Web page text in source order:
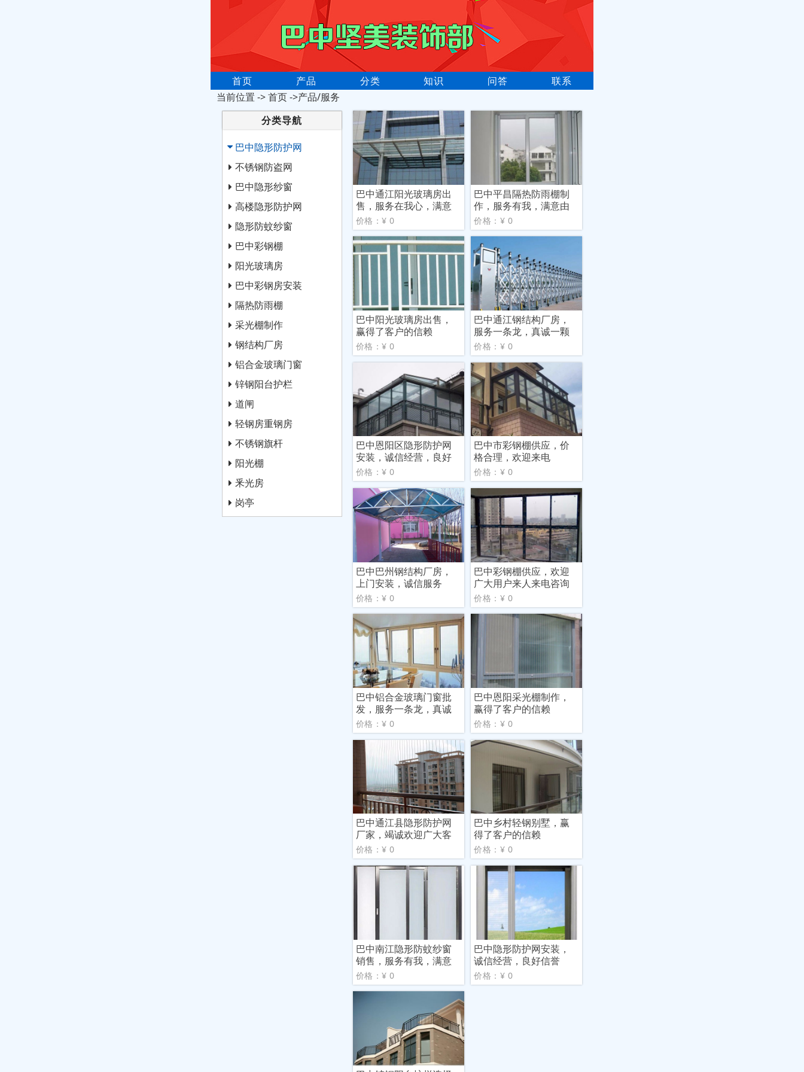
首页 产品 分类 知识 问答
联系
当前位置 ->首页->产品/服务
分类导航
巴中隐形防护网
不锈钢防盗网
巴中隐形纱窗
高楼隐形防护网
隐形防蚊纱窗
巴中彩钢棚
阳光玻璃房
巴中彩钢房安装
隔热防雨棚
采光棚制作
钢结构厂房
铝合金玻璃门窗
锌钢阳台护栏
道闸
轻钢房重钢房
不锈钢旗杆
阳光棚
釆光房
岗亭
巴中通江阳光玻璃房出
售，服务在我心，满意
由您
价格：¥ 0
巴中平昌隔热防雨棚制
作，服务有我，满意由
您
价格：¥ 0
巴中阳光玻璃房出售，
赢得了客户的信赖
价格：¥ 0
巴中通江钢结构厂房，
服务一条龙，真诚一颗
心
价格：¥ 0
巴中恩阳区隐形防护网
安装，诚信经营，良好
信誉
价格：¥ 0
巴中市彩钢棚供应，价
格合理，欢迎来电
价格：¥ 0
巴中巴州钢结构厂房，
上门安装，诚信服务
价格：¥ 0
巴中彩钢棚供应，欢迎
广大用户来人来电咨询
价格：¥ 0
巴中铝合金玻璃门窗批
发，服务一条龙，真诚
一颗
价格：¥ 0
巴中恩阳采光棚制作，
赢得了客户的信赖
价格：¥ 0
巴中通江县隐形防护网
厂家，竭诚欢迎广大客
户来
价格：¥ 0
巴中乡村轻钢别墅，赢
得了客户的信赖
价格：¥ 0
巴中南江隐形防蚊纱窗
销售，服务有我，满意
由您
价格：¥ 0
巴中隐形防护网安装，
诚信经营，良好信誉
价格：¥ 0